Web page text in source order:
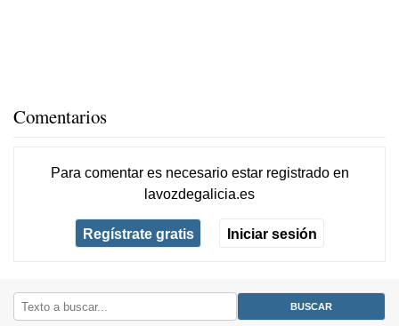
Comentarios
Para comentar es necesario estar registradoen
lavozdegalicia.es
Regístrate gratis Iniciar sesión